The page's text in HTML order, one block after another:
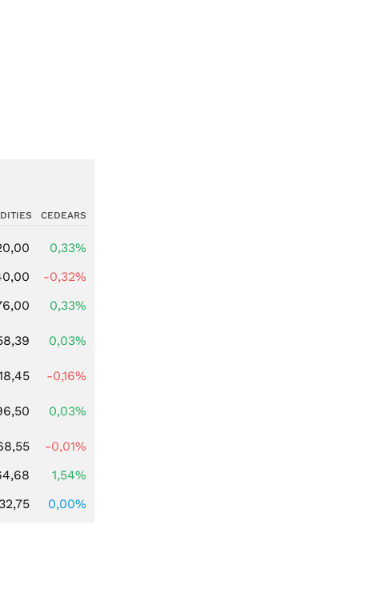
CEDEARS
0,33%
-0,32%
0,33%
0,03%
-0,16%
0,03%
-0,01%
1,54%
0,00%